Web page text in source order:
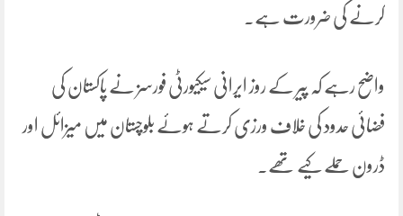
کرنے کی ضرورت ہے۔
واضح رہے کہ پیر کے روز ایرانی سیکیورٹی فورسز نے پاکستان کی
فضائی حدود کی خلاف ورزی کرتے ہوئے بلوچستان میں میزائل اور
ڈرون حملے کیے تھے۔